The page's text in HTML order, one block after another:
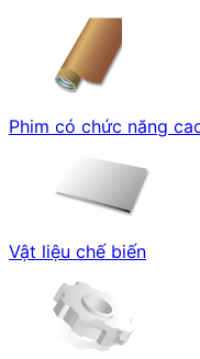
Phim có chức năng
Vật liệu chế biến